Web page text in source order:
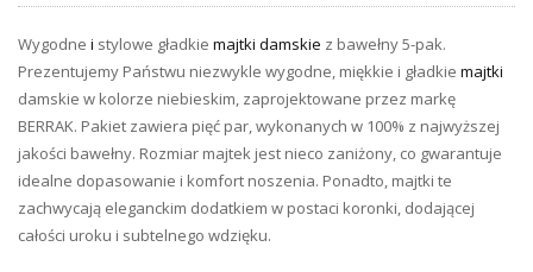
Wygodne i stylowe gładkie majtki damskie z bawełny 5-pak.
Prezentujemy Państwu niezwykle wygodne, miękkie i gładkie majtki
damskie w kolorze niebieskim, zaprojektowane przez markę
BERRAK. Pakiet zawiera pięć par, wykonanych w 100% z najwyższej
jakości bawełny. Rozmiar majtek jest nieco zaniżony, co gwarantuje
idealne dopasowanie i komfort noszenia. Ponadto, majtki te
zachwycają eleganckim dodatkiem w postaci koronki, dodającej
całości uroku i subtelnego wdzięku.